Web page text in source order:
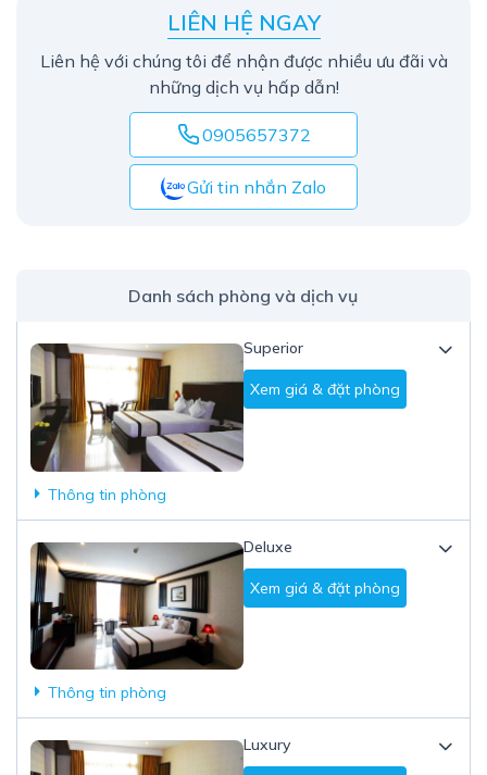
LIÊN HỆ NGAY
Liên hệ với chúng tôi để nhận được nhiều ưu đãi và
những dịch vụ hấp dẫn!
0905657372
Gửi tin nhắn Zalo
Danh sách phòng và dịch vụ
Superior
Xem giá & đặt phòng
Thông tin phòng
Deluxe
Xem giá & đặt phòng
Thông tin phòng
Luxury